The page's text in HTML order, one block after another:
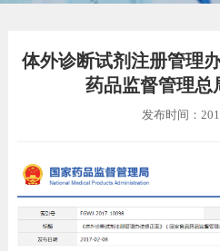
体外诊断试剂注册管理
药品监督管理总
发布时间：